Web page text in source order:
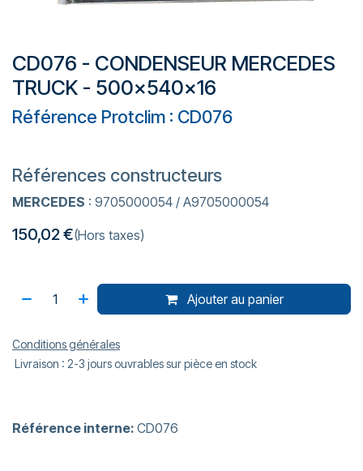
CD076 - CONDENSEUR MERCEDES
TRUCK - 500x540x16
Référence Protclim : CD076
Références constructeurs
MERCEDES : 9705000054 / A9705000054
150,02€(Hors taxes)
Ajouter au panier
Conditions générales
Livraison : 2-3 jours ouvrables sur pièce en stock
Référence interne: CD076